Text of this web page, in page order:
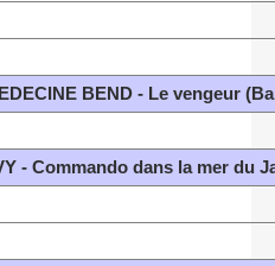
BEND - Le vengeur
- Commando dans la mer du